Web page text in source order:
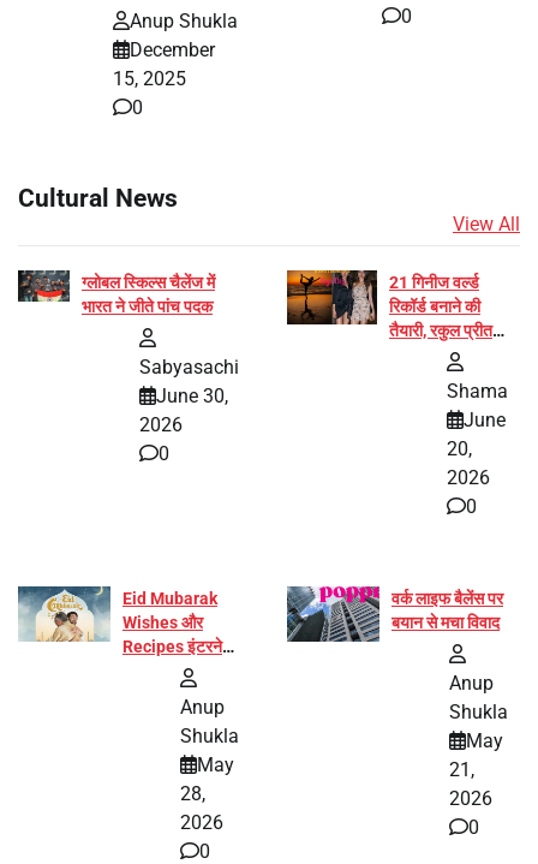
Anup Shukla
December
15, 2025
0
0
Cultural News
View All
ग्लोबल स्किल्स चैलेंज में
भारत ने जीते पांच पदक
Sabyasachi
June 30,
2026
0
21 गिनीज वर्ल्ड
रिकॉर्ड बनाने की
तैयारी, रकुल प्रीत
और प्रज्ञा जायसवाल
Shama
June
20,
2026
0
Eid Mubarak
Wishes और
Recipes इंटरनेट
पर हुईं वायरल
Anup
Shukla
May
28,
2026
0
वर्क लाइफ बैलेंस पर
बयान से मचा विवाद
Anup
Shukla
May
21,
2026
0